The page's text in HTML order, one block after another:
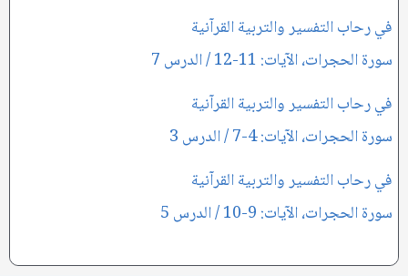
في رحاب التفسير والتربية القرآنية
سورة الحجرات، الآيات: 11-12 / الدرس 7
في رحاب التفسير والتربية القرآنية
سورة الحجرات، الآيات: 4-7 / الدرس 3
في رحاب التفسير والتربية القرآنية
سورة الحجرات، الآيات: 9-10 / الدرس 5